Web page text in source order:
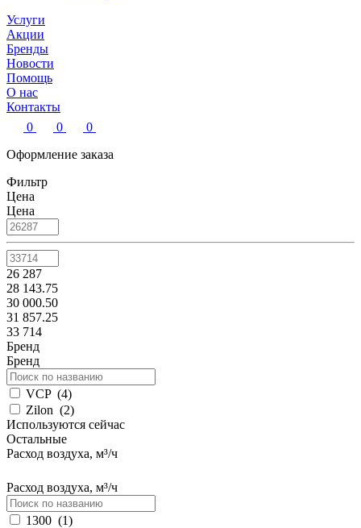
Услуги
Акции
Бренды
Новости
Помощь
О нас
Контакты
0
0
0
Оформление заказа
Фильтр
Цена
Цена
26 287
28 143.75
30 000.50
31 857.25
33 714
Бренд
Бренд
VCP (4)
Zilon (2)
Используются сейчас
Остальные
Расход воздуха, м³/ч
Расход воздуха, м³/ч
1300 (1)